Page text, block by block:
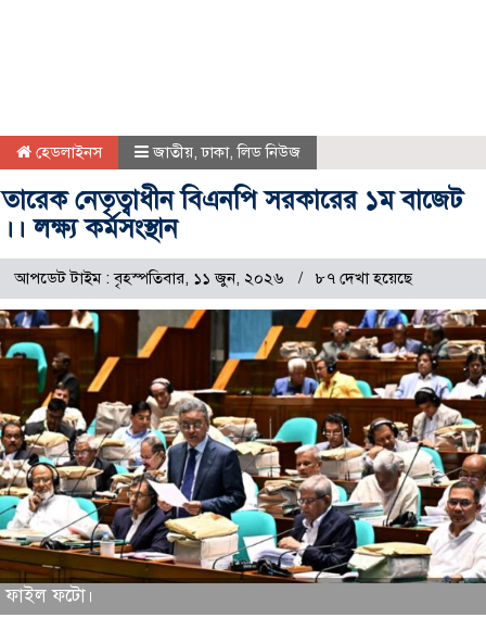
হেডলাইনস জাতীয়,ঢাকা,লিড নিউজ
তারেক নেতৃত্বাধীন বিএনপি সরকারের ১ম বাজেট
।। লক্ষ্য কর্মসংস্থান
আপডেট টাইম : বৃহস্পতিবার, ১১ জুন, ২০২৬ ৮৭ দেখা হয়েছে
ফাইল ফটো।